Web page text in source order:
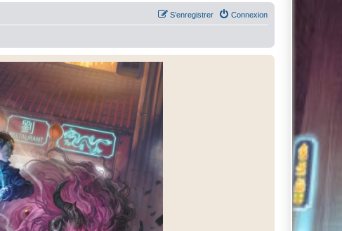
Connexion
S’enregistrer